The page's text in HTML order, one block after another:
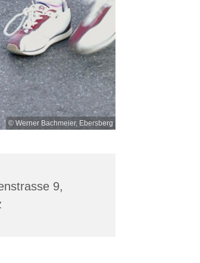
© Werner Bachmeier, Ebersberg
9,